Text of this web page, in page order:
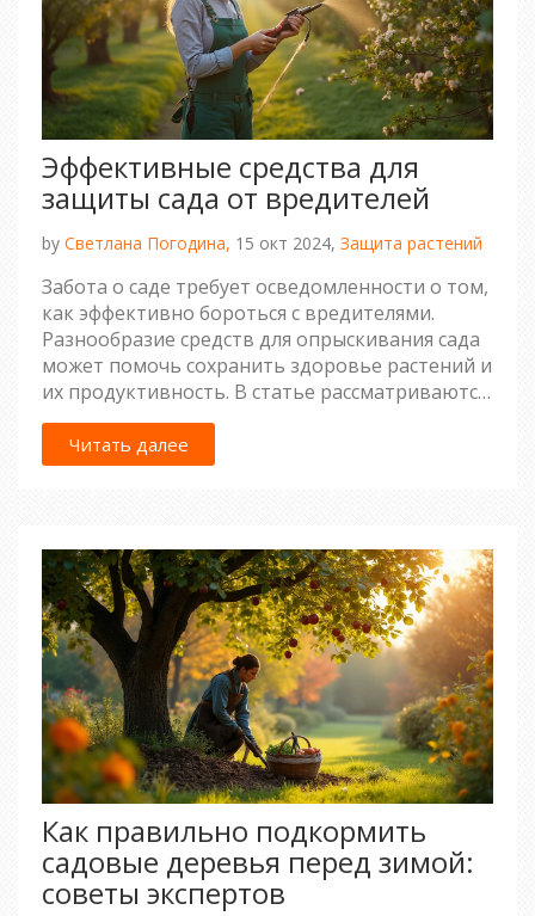
Эффективные средства для
защиты сада от вредителей
by Светлана Погодина, 15 окт 2024, Защита растений
Забота о саде требует осведомленности о том,
как эффективно бороться с вредителями.
Разнообразие средств для опрыскивания сада
может помочь сохранить здоровье растений и
их продуктивность. В статье рассматриваются
натуральные и химические методы борьбы, а
также важные советы по предотвращению
появления вредителей.
Читать далее
Как правильно подкормить
садовые деревья перед зимой:
советы экспертов